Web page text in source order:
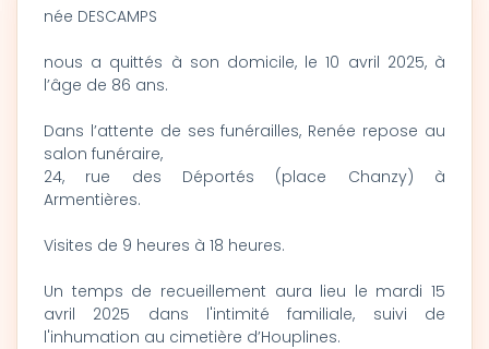
née DESCAMPS
nous a quittés à son domicile, le 10 avril 2025, à
l’âge de 86 ans.
Dans l’attente de ses funérailles, Renée repose au
salon funéraire,
24, rue des Déportés (place Chanzy) à
Armentières.
Visites de 9 heures à 18 heures.
Un temps de recueillement aura lieu le mardi 15
avril 2025 dans l'intimité familiale, suivi de
l'inhumation au cimetière d’Houplines.